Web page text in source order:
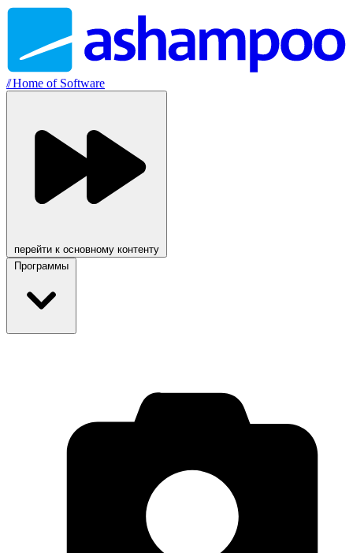
//Home of Software
перейти к основному контенту
Программы